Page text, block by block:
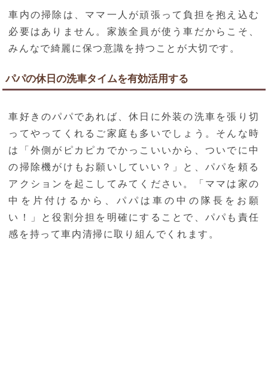
車内の掃除は、ママ一人が頑張って負担を抱え込む
必要はありません。家族全員が使う車だからこそ、
みんなで綺麗に保つ意識を持つことが大切です。
パパの休日の洗車タイムを有効活用する
車好きのパパであれば、休日に外装の洗車を張り切
ってやってくれるご家庭も多いでしょう。そんな時
は「外側がピカピカでかっこいいから、ついでに中
の掃除機がけもお願いしていい？」と、パパを頼る
アクションを起こしてみてください。「ママは家の
中を片付けるから、パパは車の中の隊長をお願
い！」と役割分担を明確にすることで、パパも責任
感を持って車内清掃に取り組んでくれます。